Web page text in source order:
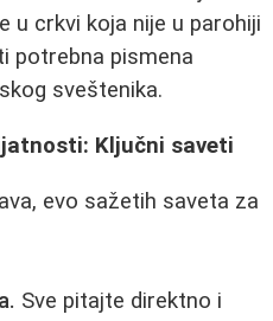
u crkvi koja nije u parohiji
potrebna pismena
sveštenika.
Ključni saveti
evo sažetih saveta za
Sve pitajte direktno i